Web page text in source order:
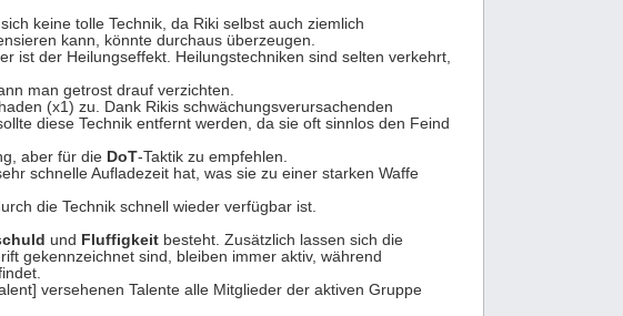
keine tolle Technik, da Riki selbst auch ziemlich
kann, könnte durchaus überzeugen.
ist der Heilungseffekt. Heilungstechniken sind selten verkehrt,
man getrost drauf verzichten.
(x1) zu. Dank Rikis schwächungsverursachenden
diese Technik entfernt werden, da sie oft sinnlos den Feind
aber für die DoT-Taktik zu empfehlen.
schnelle Aufladezeit hat, was sie zu einer starken Waffe
die Technik schnell wieder verfügbar ist.
und Fluffigkeit besteht. Zusätzlich lassen sich die
gekennzeichnet sind, bleiben immer aktiv, während
versehenen Talente alle Mitglieder der aktiven Gruppe